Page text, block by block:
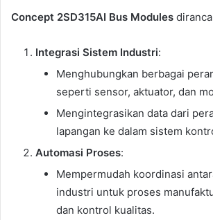
Concept 2SD315AI Bus Modules
Integrasi Sistem Industri:
Menghubungkan berbagai
seperti sensor, aktuator, dan
Mengintegrasikan data dari
lapangan ke dalam sistem
Automasi Proses:
Mempermudah koordinasi
industri untuk proses
dan kontrol kualitas.